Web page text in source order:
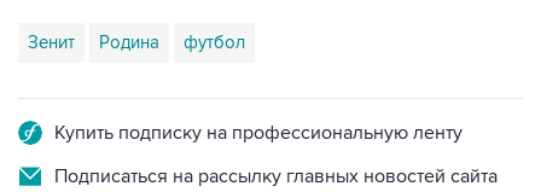
Зенит Родина футбол
Купить подписку на профессиональную ленту
Подписаться на рассылку главных новостей сайта